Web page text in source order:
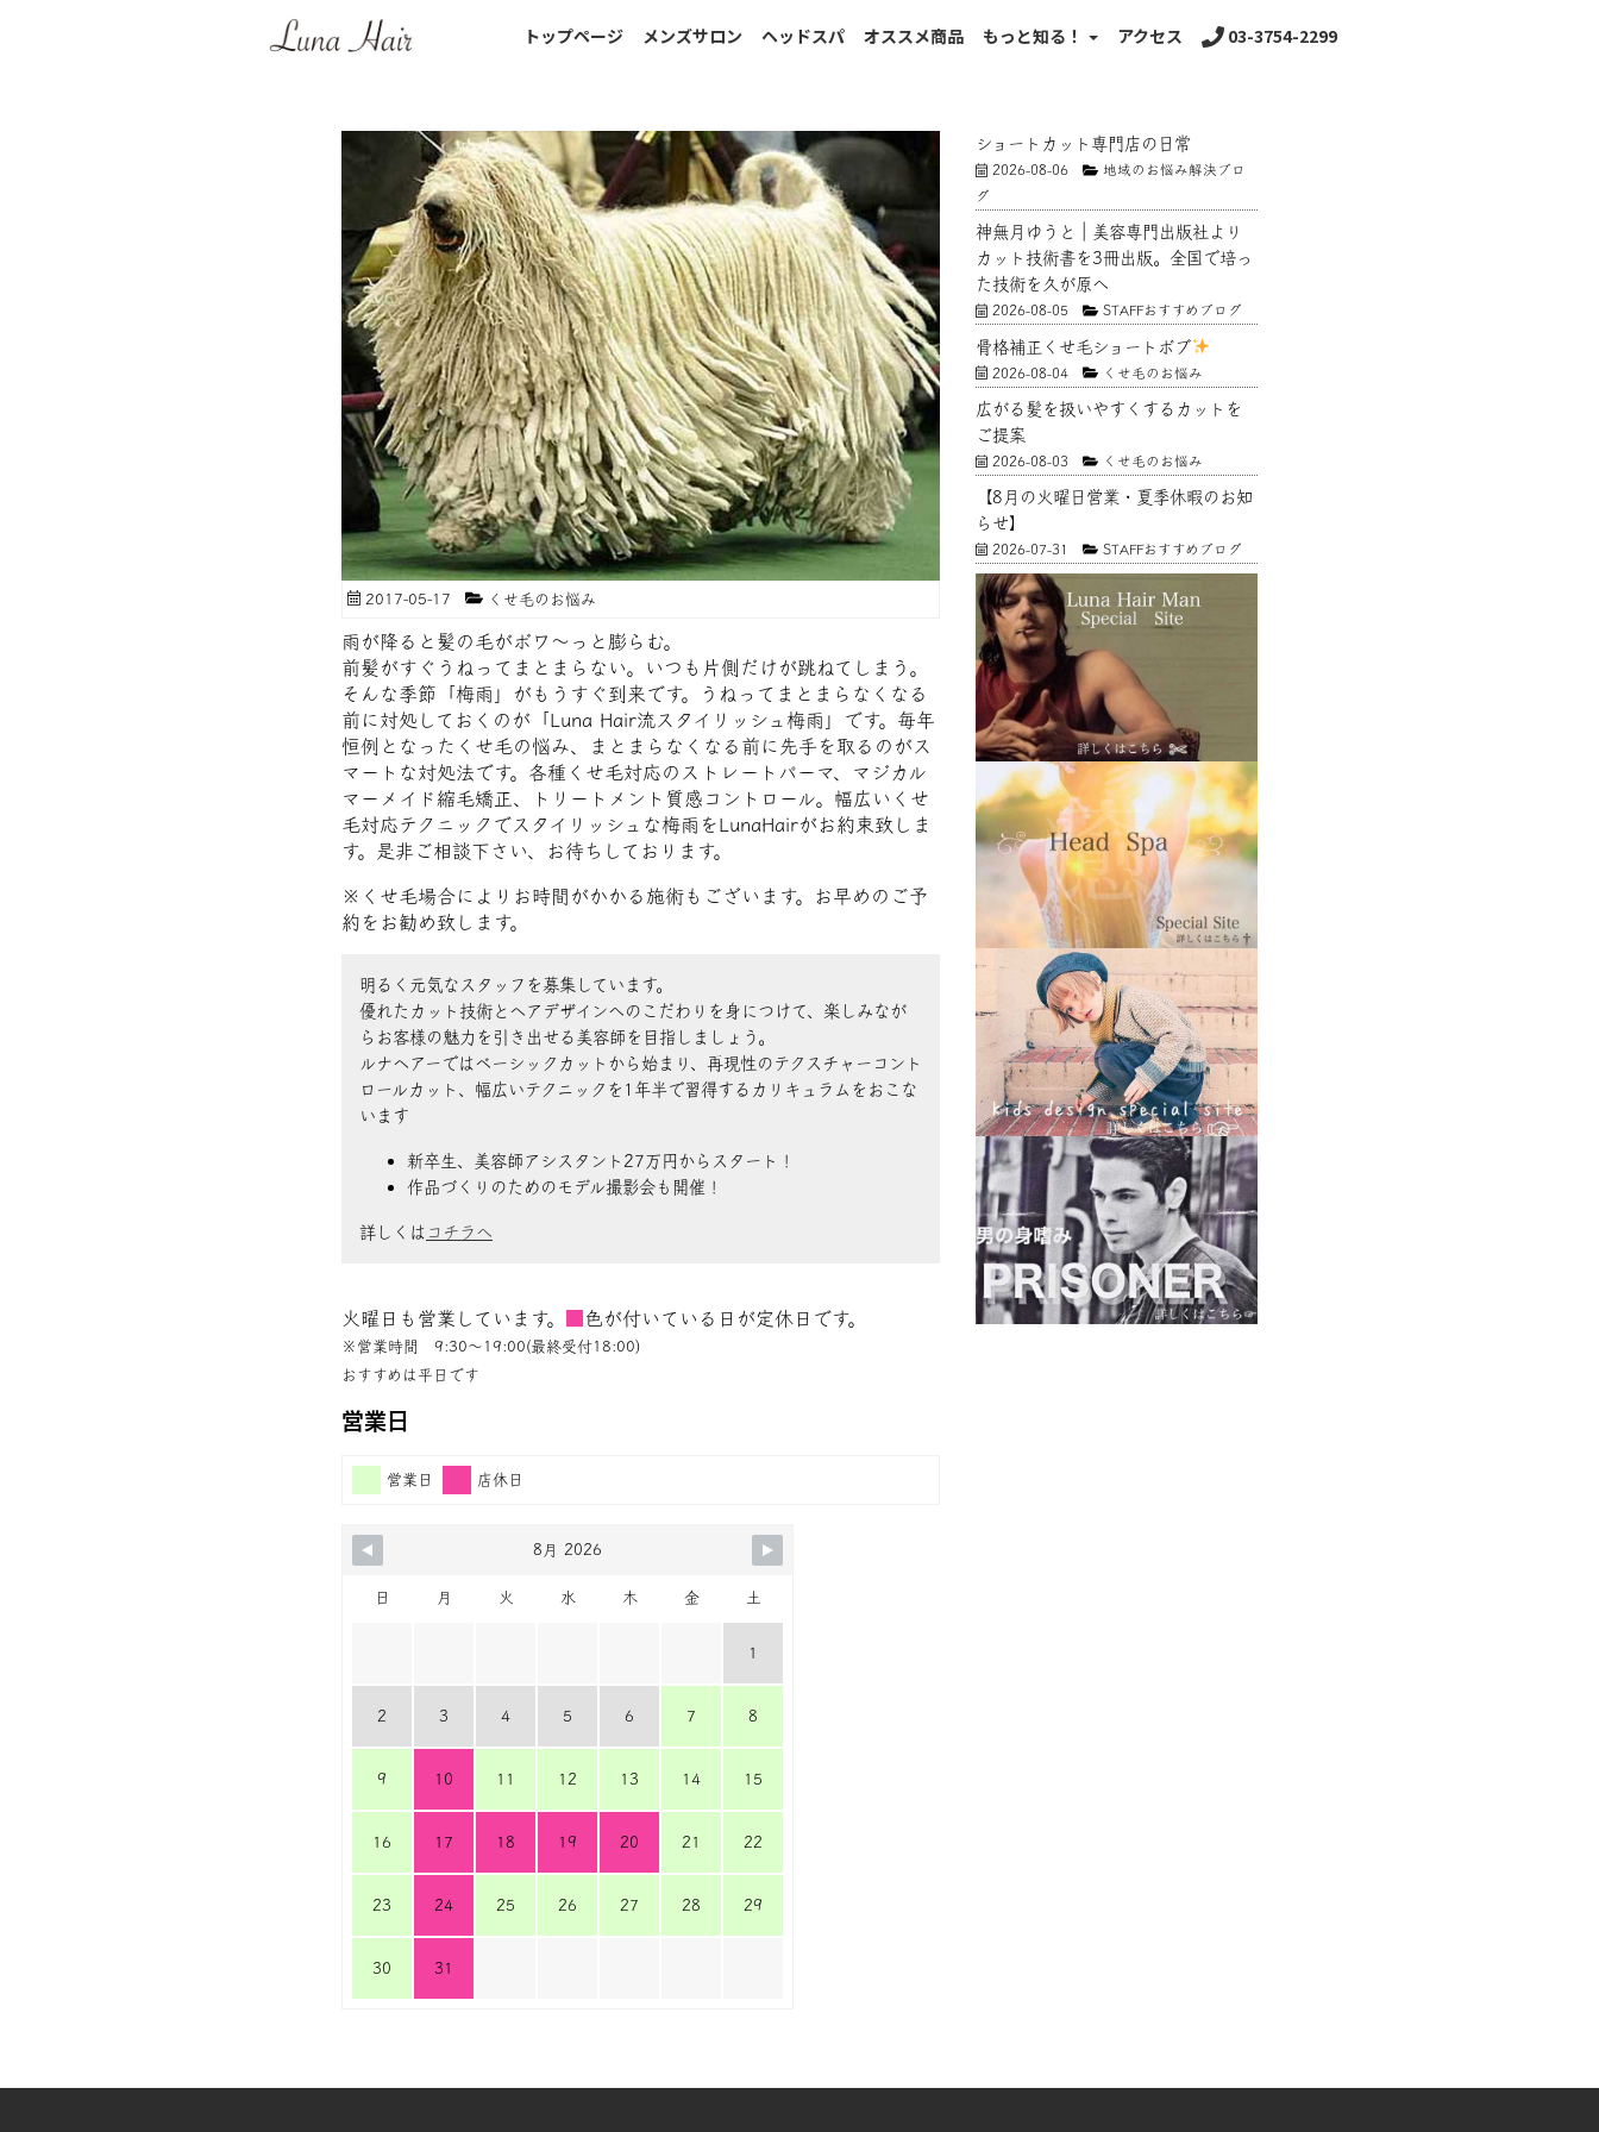
トップページ メンズサロン ヘッドスパ オススメ商品 もっと知る！ アクセス 03-3754-2299
2017-05-17 くせ毛のお悩み
雨が降ると髪の毛がボワ〜っと膨らむ。
前髪がすぐうねってまとまらない。いつも片側だけが跳ねてしまう。
そんな季節「梅雨」がもうすぐ到来です。うねってまとまらなくなる
前に対処しておくのが「Luna Hair流スタイリッシュ梅雨」です。毎年
恒例となったくせ毛の悩み、まとまらなくなる前に先手を取るのがス
マートな対処法です。各種くせ毛対応のストレートパーマ、マジカル
マーメイド縮毛矯正、トリートメント質感コントロール。幅広いくせ
毛対応テクニックでスタイリッシュな梅雨をLunaHairがお約束致しま
す。是非ご相談下さい、お待ちしております。
※くせ毛場合によりお時間がかかる施術もございます。お早めのご予
約をお勧め致します。
明るく元気なスタッフを募集しています。
優れたカット技術とヘアデザインへのこだわりを身につけて、楽しみなが
らお客様の魅力を引き出せる美容師を目指しましょう。
ルナヘアーではベーシックカットから始まり、再現性のテクスチャーコント
ロールカット、幅広いテクニックを1年半で習得するカリキュラムをおこな
います
新卒生、美容師アシスタント27万円からスタート！
作品づくりのためのモデル撮影会も開催！
詳しくは コチラへ
火曜日も営業しています。 色が付いている日が定休日です。
※営業時間 9:30〜19:00(最終受付18:00)
おすすめは平日です
営業日
営業日 店休日
8月 2026
日 月 火 水 木 金 土
1
2 3 4 5 6 7 8
9 10 11 12 13 14 15
16 17 18 19 20 21 22
23 24 25 26 27 28 29
30 31
ショートカット専門店の日常
2026-08-06
地域のお悩み解決ブロ
グ
神無月ゆうと｜美容専門出版社より
カット技術書を3冊出版。全国で培っ
た技術を久が原へ
2026-08-05 STAFFおすすめブログ
骨格補正くせ毛ショートボブ
2026-08-04 くせ毛のお悩み
広がる髪を扱いやすくするカットを
ご提案
2026-08-03 くせ毛のお悩み
【8月の火曜日営業・夏季休暇のお知
らせ】
2026-07-31 STAFFおすすめブログ